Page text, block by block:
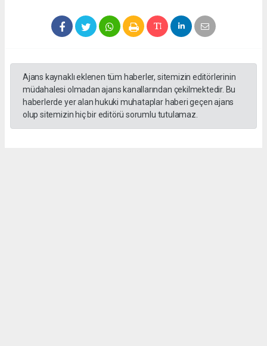
Ajans kaynaklı eklenen tüm haberler, sitemizin editörlerinin
müdahalesi olmadan ajans kanallarından çekilmektedir. Bu
haberlerde yer alan hukuki muhataplar haberi geçen ajans
olup sitemizin hiç bir editörü sorumlu tutulamaz.